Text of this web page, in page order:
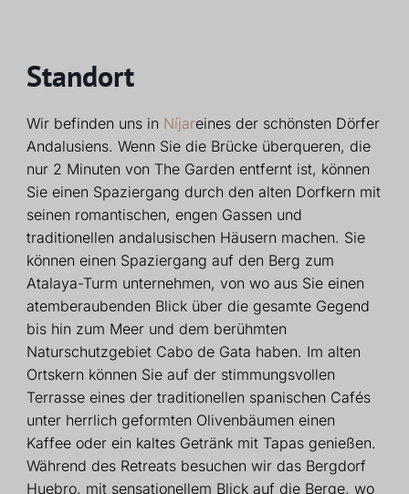
Standort
Wir befinden uns in Níjareines der schönsten Dörfer
Andalusiens. Wenn Sie die Brücke überqueren, die
nur 2 Minuten von The Garden entfernt ist, können
Sie einen Spaziergang durch den alten Dorfkern mit
seinen romantischen, engen Gassen und
traditionellen andalusischen Häusern machen. Sie
können einen Spaziergang auf den Berg zum
Atalaya-Turm unternehmen, von wo aus Sie einen
atemberaubenden Blick über die gesamte Gegend
bis hin zum Meer und dem berühmten
Naturschutzgebiet Cabo de Gata haben. Im alten
Ortskern können Sie auf der stimmungsvollen
Terrasse eines der traditionellen spanischen Cafés
unter herrlich geformten Olivenbäumen einen
Kaffee oder ein kaltes Getränk mit Tapas genießen.
Während des Retreats besuchen wir das Bergdorf
Huebro, mit sensationellem Blick auf die Berge, wo